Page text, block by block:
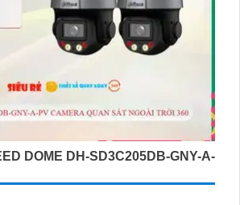
DOME DH-SD3C205DB-GNY-A-